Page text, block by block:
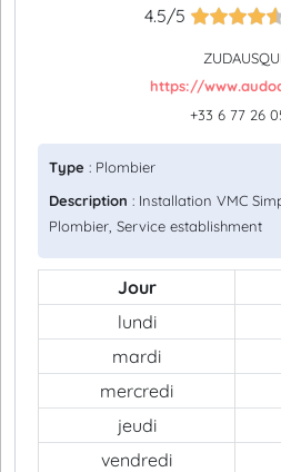
4.5/5
https://
+33 6 77 26
Type : Plombier
Description : Installation VMC
Plombier, Service establishment
Jour
lundi
mardi
mercredi
jeudi
vendredi